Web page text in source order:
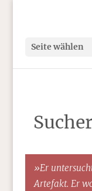
Seite wählen
»Er
Artefakt. Er